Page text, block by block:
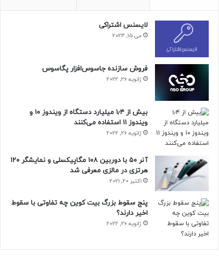
لایسنس اشتراکی
می 15, 2023
فروش سازنده جاسوس‌افزار پگاسوس
ژانویه 26, 2022
بیش از ۱٫۴ میلیارد دستگاه از ویندوز ۱۰ و
ویندوز ۱۱ استفاده می‌کنند
ژانویه 26, 2022
آنر ۵۰ با دوربین ۱۰۸ مگاپیکسلی و نمایشگر ۱۲۰
هرتزی در مالزی معرفی شد
اکتبر 20, 2021
پنج سقوط بزرگ بیت کوین چه تفاوتی با سقوط
اخیر دارند؟
ژانویه 26, 2022